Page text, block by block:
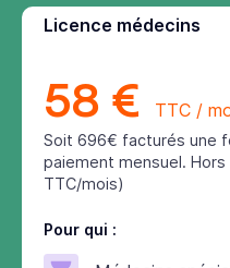
Licence médecins
58 € TTC /
Soit 696€ facturés une
paiement mensuel.
TTC/mois)
Pour qui :